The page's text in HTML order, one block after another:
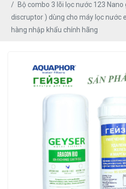
Bộ combo 3 lõi lọc nước 123
discruptor ) dùng cho máy lọc nước
hàng nhập khẩu chính hãng